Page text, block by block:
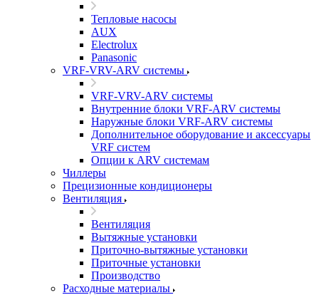
Тепловые насосы
AUX
Electrolux
Panasonic
VRF-VRV-ARV системы
VRF-VRV-ARV системы
Внутренние блоки VRF-ARV системы
Наружные блоки VRF-ARV системы
Дополнительное оборудование и аксессуары
VRF систем
Опции к ARV системам
Чиллеры
Прецизионные кондиционеры
Вентиляция
Вентиляция
Вытяжные установки
Приточно-вытяжные установки
Приточные установки
Производство
Расходные материалы